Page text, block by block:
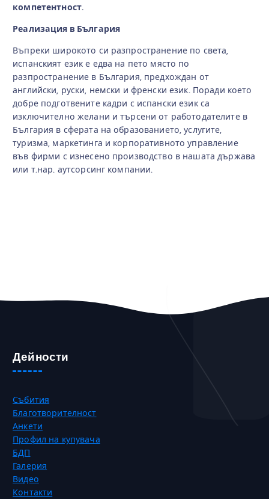
компетентност.
Реализация в България
Въпреки широкото си разпространение по света,
испанският език е едва на пето място по
разпространение в България, предхождан от
английски, руски, немски и френски език. Поради което
добре подготвените кадри с испански език са
изключително желани и търсени от работодателите в
България в сферата на образованието, услугите,
туризма, маркетинга и корпоративното управление
във фирми с изнесено производство в нашата държава
или т.нар. аутсорсинг компании.
Дейности
Събития
Благотворителност
Анкети
Профил на купувача
БДП
Галерия
Видео
Контакти